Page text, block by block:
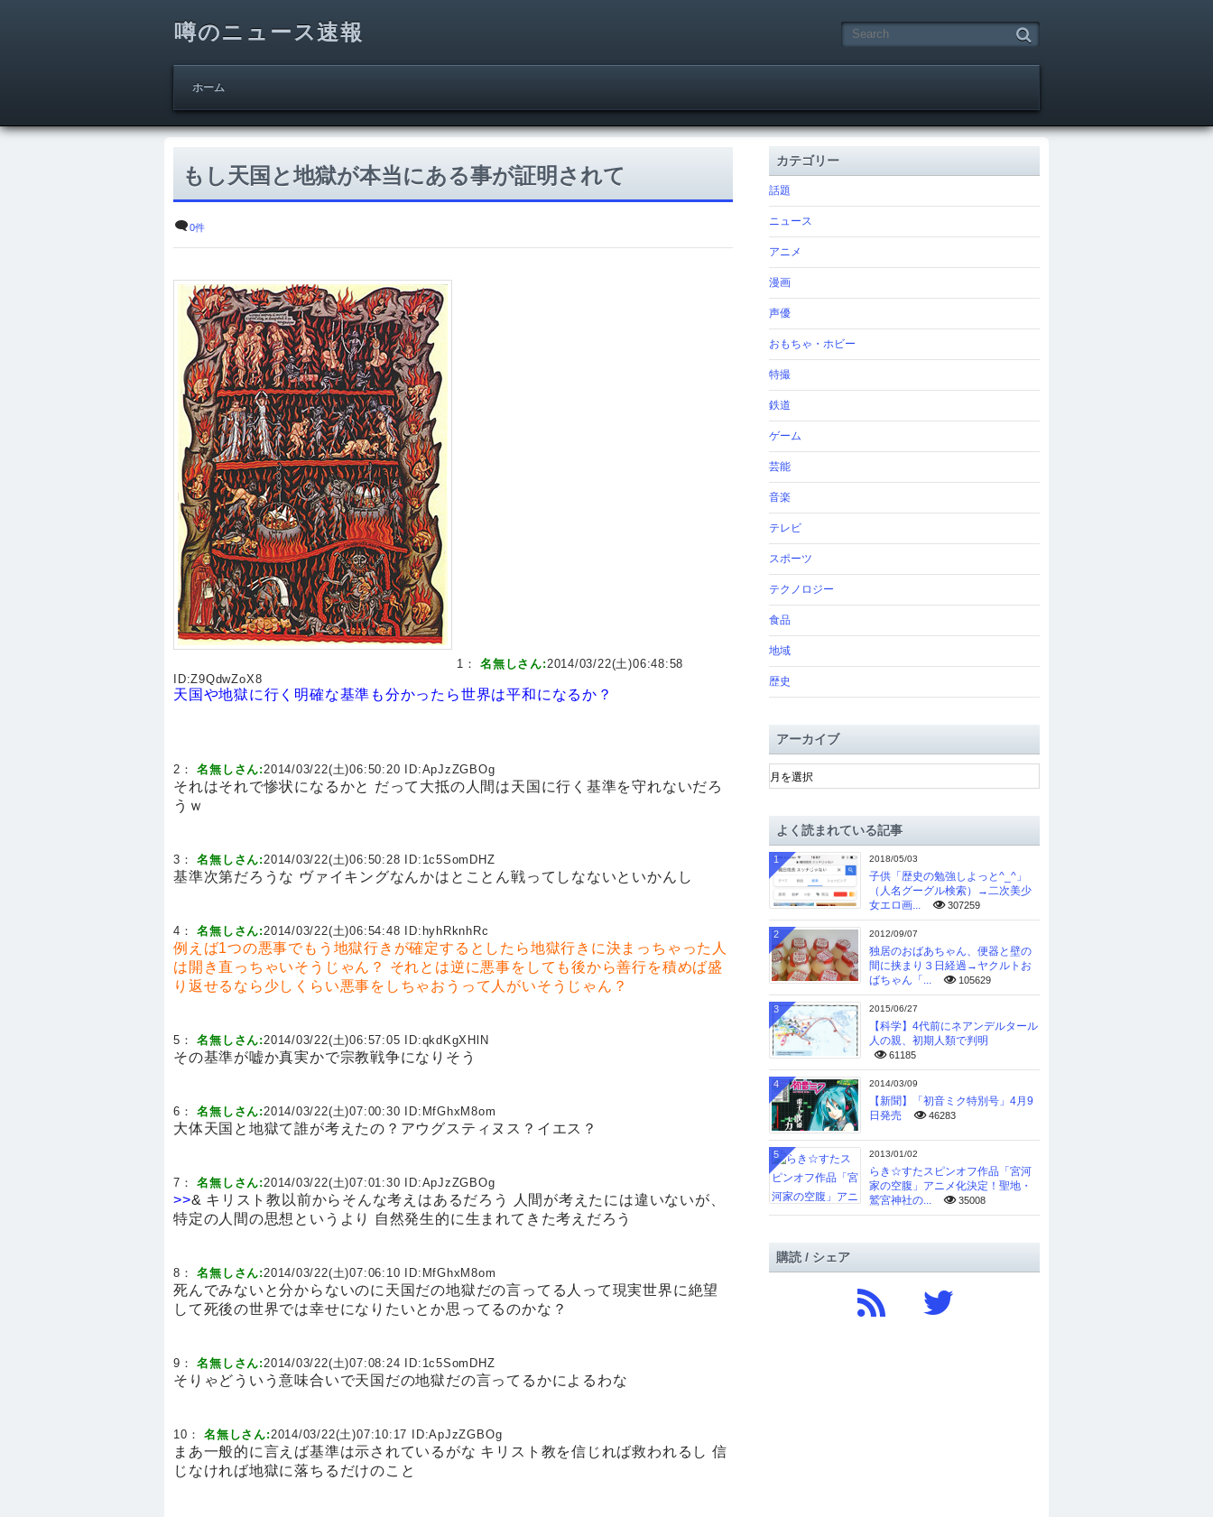
噂のニュース速報
ホーム
もし天国と地獄が本当にある事が証明されて
0件
1：名無しさん:2014/03/22(土)06:48:58
ID:Z9QdwZoX8
天国や地獄に行く明確な基準も分かったら世界は平和になるか？
2：名無しさん:2014/03/22(土)06:50:20 ID:ApJzZGBOg
それはそれで惨状になるかと だって大抵の人間は天国に行く基準を守れないだろ
うｗ
3：名無しさん:2014/03/22(土)06:50:28 ID: 1c5SomDHZ
基準次第だろうな ヴァイキングなんかはとことん戦ってしなないといかんし
4：名無しさん:2014/03/22(土)06:54:48 ID: hyhRknhRc
例えば1つの悪事でもう地獄行きが確定するとしたら地獄行きに決まっちゃった人
は開き直っちゃいそうじゃん？
それとは逆に悪事をしても後から善行を積めば盛
り返せるなら少しくらい悪事をしちゃおうって人がいそうじゃん？
5：名無しさん:2014/03/22(土)06:57:05 ID:qkdKgXHlN
その基準が嘘か真実かで宗教戦争になりそう
6：名無しさん:2014/03/22(土)07:00:30 ID: MfGhxM8om
大体天国と地獄て誰が考えたの？アウグスティヌス？イエス？
7：名無しさん:2014/03/22(土)07:01:30 ID:ApJzZGBOg
>>& キリスト教以前からそんな考えはあるだろう 人間が考えたには違いないが、
特定の人間の思想というより 自然発生的に生まれてきた考えだろう
8：名無しさん:2014/03/22(土)07:06:10 ID: MfGhxM8om
死んでみないと分からないのに天国だの地獄だの言ってる人って現実世界に絶望
して死後の世界では幸せになりたいとか思ってるのかな？
9：名無しさん:2014/03/22(土)07:08:24 ID: 1c5SomDHZ
そりゃどういう意味合いで天国だの地獄だの言ってるかによるわな
10：名無しさん:2014/03/22(土)07:10:17 ID:ApJzZGBOg
まあ一般的に言えば基準は示されているがな キリスト教を信じれば救われるし 信
じなければ地獄に落ちるだけのこと
カテゴリー
話題
ニュース
アニメ
漫画
声優
おもちゃ・ホビー
特撮
鉄道
ゲーム
芸能
音楽
テレビ
スポーツ
テクノロジー
食品
地域
歴史
アーカイブ
ア
ー
ブよく読まれている記事
2018/05/03
子供「歴史の勉強しよっと^_^」
（人名グーグル検索）→二次美少
女エロ画...
307259
1
2012/09/07
独居のおばあちゃん、便器と壁の
間に挟まり３日経過→ヤクルトお
ばちゃん「...
105629
2
2015/06/27
【科学】4代前にネアンデルタール
人の親、初期人類で判明
61185
3
2014/03/09
【新聞】「初音ミク特別号」4月9
日発売
46283
4
2013/01/02
らき☆すたスピンオフ作品「宮河
家の空腹」アニメ化決定！聖地・
鷲宮神社の...
35008
5
購読 / シェア